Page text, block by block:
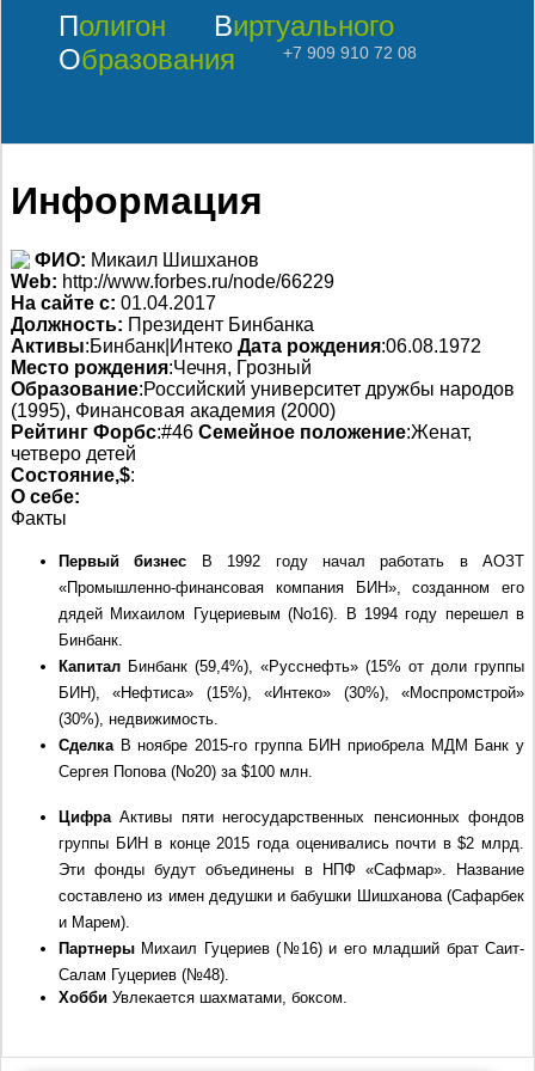
Полигон
Виртуального
Образования
+7 909 910 72 08
Информация
ФИО: Микаил Шишханов
Web: http://www.forbes.ru/node/66229
На сайте с: 01.04.2017
Должность: Президент Бинбанка
Активы:Бинбанк|Интеко Дата рождения:06.08.1972
Место рождения:Чечня, Грозный
Образование:Российский университет дружбы народов
(1995), Финансовая академия (2000)
Рейтинг Форбс:#46 Семейное положение:Женат,
четверо детей
Состояние,$:
О себе:
Факты
Первый бизнес
В 1992 году начал работать в АОЗТ
«Промышленно-финансовая компания БИН», созданном его
дядей Михаилом Гуцериевым (No16).
В 1994 году перешел в
Бинбанк.
Капитал Бинбанк (59,4%), «Русснефть» (15% от доли группы
БИН), «Нефтиса» (15%), «Интеко» (30%), «Моспромстрой»
(30%), недвижимость.
Сделка В ноябре 2015-го группа БИН приобрела МДМ Банк у
Сергея Попова (No20) за $100 млн.
Цифра Активы пяти негосударственных пенсионных фондов
группы БИН в конце 2015 года оценивались почти в $2 млрд.
Эти фонды будут объединены в НПФ «Сафмар». Название
составлено из имен дедушки и бабушки Шишханова (Сафарбек
и Марем).
Партнеры Михаил Гуцериев (№16) и его младший брат Саит-
Салам Гуцериев (№48).
Хобби Увлекается шахматами, боксом.